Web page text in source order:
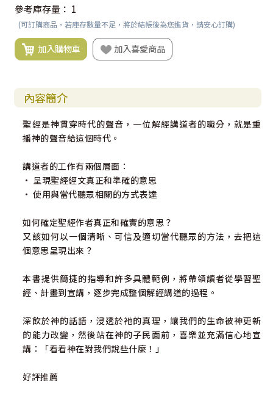
參考庫存量： 1
(可訂購商品，若庫存數量不足，將於結帳後為您進貨，請安心訂購)
加入購物車 加入喜愛商品
內容簡介
聖經是神貫穿時代的聲音，一位解經講道者的職分，就是重
播神的聲音給這個時代。
講道者的工作有兩個層面：
• 呈現聖經經文真正和準確的意思
• 使用與當代聽眾相關的方式表達
如何確定聖經作者真正和確實的意思？
又該如何以一個清晰、可信及適切當代聽眾的方法，去把這
個意思呈現出來？
本書提供簡捷的指導和許多具體範例，將帶領讀者從學習聖
經、計畫到宣講，逐步完成整個解經講道的過程。
深飲於神的話語，浸透於祂的真理，讓我們的生命被神更新
的能力改變，然後站在神的子民面前，喜樂並充滿信心地宣
講：「看看神在對我們說些什麼！」
好評推薦